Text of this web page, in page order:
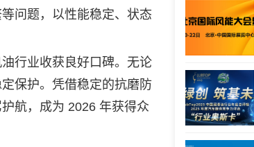
问题，以性能稳定、状态
行业收获良好口碑。无论
保护。凭借稳定的抗磨防
航，成为 2026 年获得众